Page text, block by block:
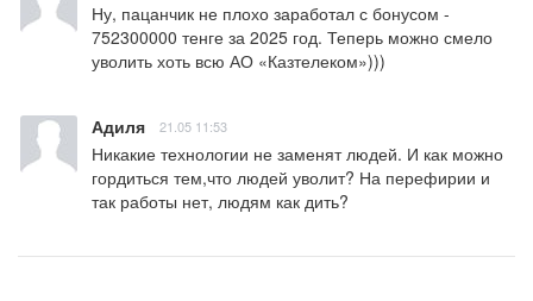
Ну, пацанчик не плохо заработал с бонусом -
752300000 тенге за 2025 год. Теперь можно смело
уволить хоть всю АО «Казтелеком»)))
Адиля 21.05 11:53
Никакие технологии не заменят людей. И как можно
гордиться тем,что людей уволит? На перефирии и
так работы нет, людям как дить?